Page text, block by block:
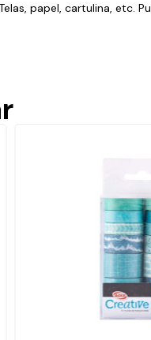
papel, cartulina, etc.